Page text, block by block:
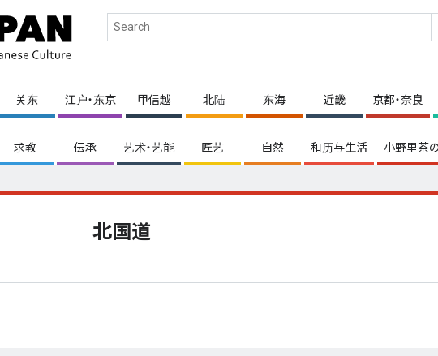
关东 江户・东京 甲信越 北陆 东海 近畿 京都・奈良
求教 伝承 艺术・艺能 匠艺 自然 和历与生活 小野里茶
北国道